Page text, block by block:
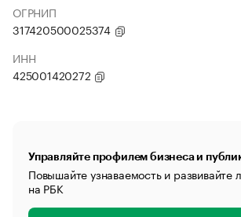
ОГРНИП
317420500025374
ИНН
425001420272
Управляйте профилем бизнеса и
Повышайте узнаваемость и развивайте
на РБК